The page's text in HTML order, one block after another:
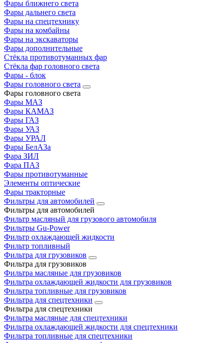
Фары ближнего света
Фары дальнего света
Фары на спецтехнику
Фары на комбайны
Фары на экскаваторы
Фары дополнительные
Стёкла противотуманных фар
Стёкла фар головного света
Фары - блок
Фары головного света
Фары головного света
Фары МАЗ
Фары КАМАЗ
Фары ГАЗ
Фары УАЗ
Фары УРАЛ
Фары БелАЗа
Фара ЗИЛ
Фара ПАЗ
Фары противотуманные
Элементы оптические
Фары тракторные
Фильтры для автомобилей
Фильтры для автомобилей
Фильтр масляный для грузового автомобиля
Фильтры Gu-Power
Фильтр охлаждающей жидкости
Фильтр топливный
Фильтра для грузовиков
Фильтра для грузовиков
Фильтра масляные для грузовиков
Фильтра охлаждающей жидкости для грузовиков
Фильтра топливные для грузовиков
Фильтра для спецтехники
Фильтра для спецтехники
Фильтра масляные для спецтехники
Фильтра охлаждающей жидкости для спецтехники
Фильтра топливные для спецтехники